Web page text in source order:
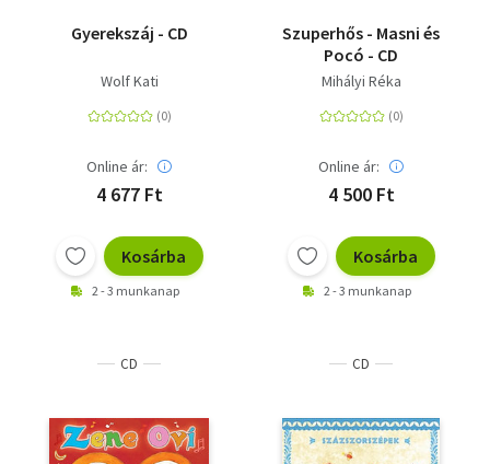
Gyerekszáj - CD
Wolf Kati
Online ár:
4 677 Ft
Kosárba
2 - 3 munkanap
Szuperhős - Masni és
Pocó - CD
Mihályi Réka
Online ár:
4 500 Ft
Kosárba
2 - 3 munkanap
CD CD